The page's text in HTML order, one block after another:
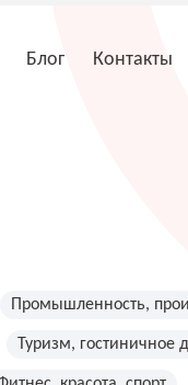
Блог Контакты
Промышленность,
Туризм, гостиничное